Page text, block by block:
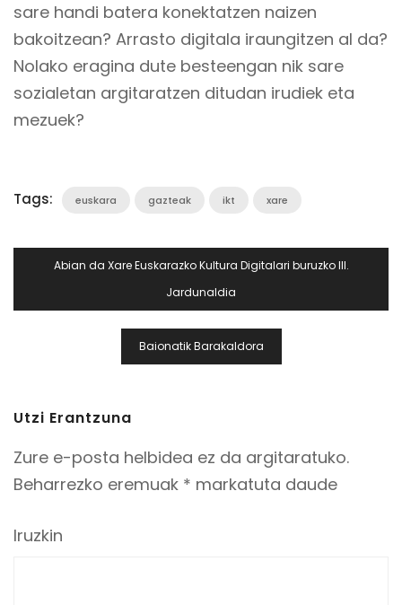
sare handi batera konektatzen naizen
bakoitzean? Arrasto digitala iraungitzen al da?
Nolako eragina dute besteengan nik sare
sozialetan argitaratzen ditudan irudiek eta
mezuek?
Tags: euskara gazteak ikt xare
Bidalketetan
Abian da Xare Euskarazko Kultura Digitalari buruzko III.
Jardunaldia
Baionatik Barakaldora
Utzi Erantzuna
Zure e-posta helbidea ez da argitaratuko.
Beharrezko eremuak * markatuta daude
Iruzkin